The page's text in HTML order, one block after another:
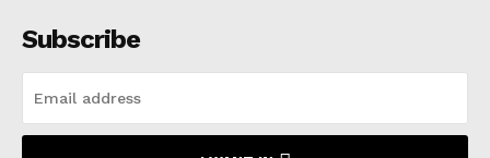
Subscribe